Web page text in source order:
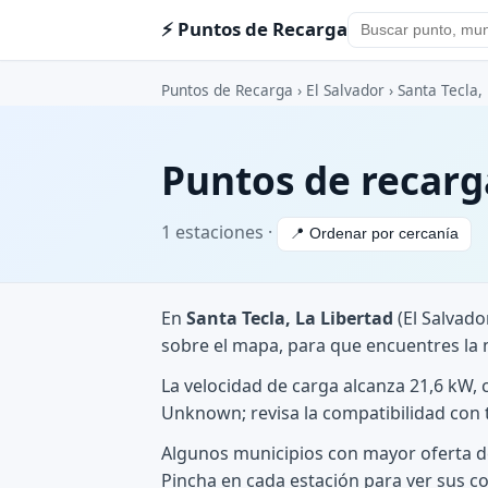
⚡ Puntos de Recarga
Puntos de Recarga › El Salvador › Santa
Puntos de
1 estaciones · 📍 Ordenar por cercanía
En Santa Tecla, La Libertad (El
sobre el mapa, para que encuentres la
La velocidad de carga alcanza 21,6
Unknown; revisa la compatibilidad con
Algunos municipios con mayor oferta
Pincha en cada estación para ver sus